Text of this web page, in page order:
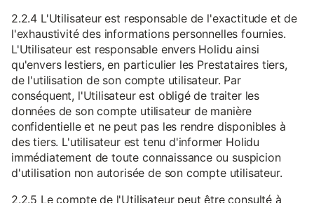
2.2.4 L'Utilisateur est responsable de l'exactitude et de
l'exhaustivité des informations personnelles fournies.
L'Utilisateur est responsable envers Holidu ainsi
qu'envers lestiers, en particulier les Prestataires tiers,
de l'utilisation de son compte utilisateur. Par
conséquent, l'Utilisateur est obligé de traiter les
données de son compte utilisateur de manière
confidentielle et ne peut pas les rendre disponibles à
des tiers. L'utilisateur est tenu d'informer Holidu
immédiatement de toute connaissance ou suspicion
d'utilisation non autorisée de son compte utilisateur.
2.2.5 Le compte de l'Utilisateur peut être consulté à